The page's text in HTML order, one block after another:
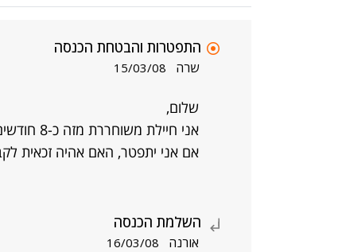
התפטרות והבטחת הכנסה
שרה 15/03/08
שלום,
אני
אם אני יתפטר, האם אהיה זכאית
השלמת הכנסה
אורנה 16/03/08